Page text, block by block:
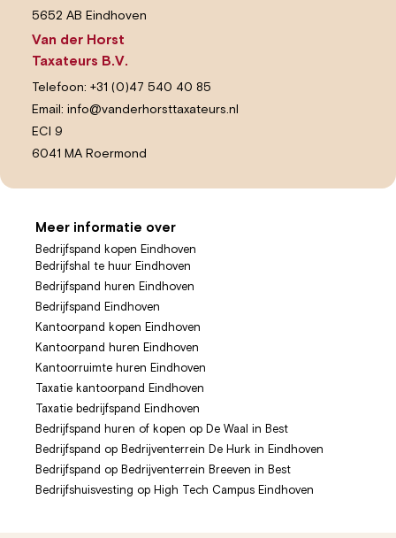
5652 AB Eindhoven
Van der Horst
Taxateurs B.V.
Telefoon: +31 (0)47 540 40 85
Email: info@vanderhorsttaxateurs.nl
ECI 9
6041 MA Roermond
Meer informatie over
Bedrijfspand kopen Eindhoven
Bedrijfshal te huur Eindhoven
Bedrijfspand huren Eindhoven
Bedrijfspand Eindhoven
Kantoorpand kopen Eindhoven
Kantoorpand huren Eindhoven
Kantoorruimte huren Eindhoven
Taxatie kantoorpand Eindhoven
Taxatie bedrijfspand Eindhoven
Bedrijfspand huren of kopen op De Waal in Best
Bedrijfspand op Bedrijventerrein De Hurk in Eindhoven
Bedrijfspand op Bedrijventerrein Breeven in Best
Bedrijfshuisvesting op High Tech Campus Eindhoven